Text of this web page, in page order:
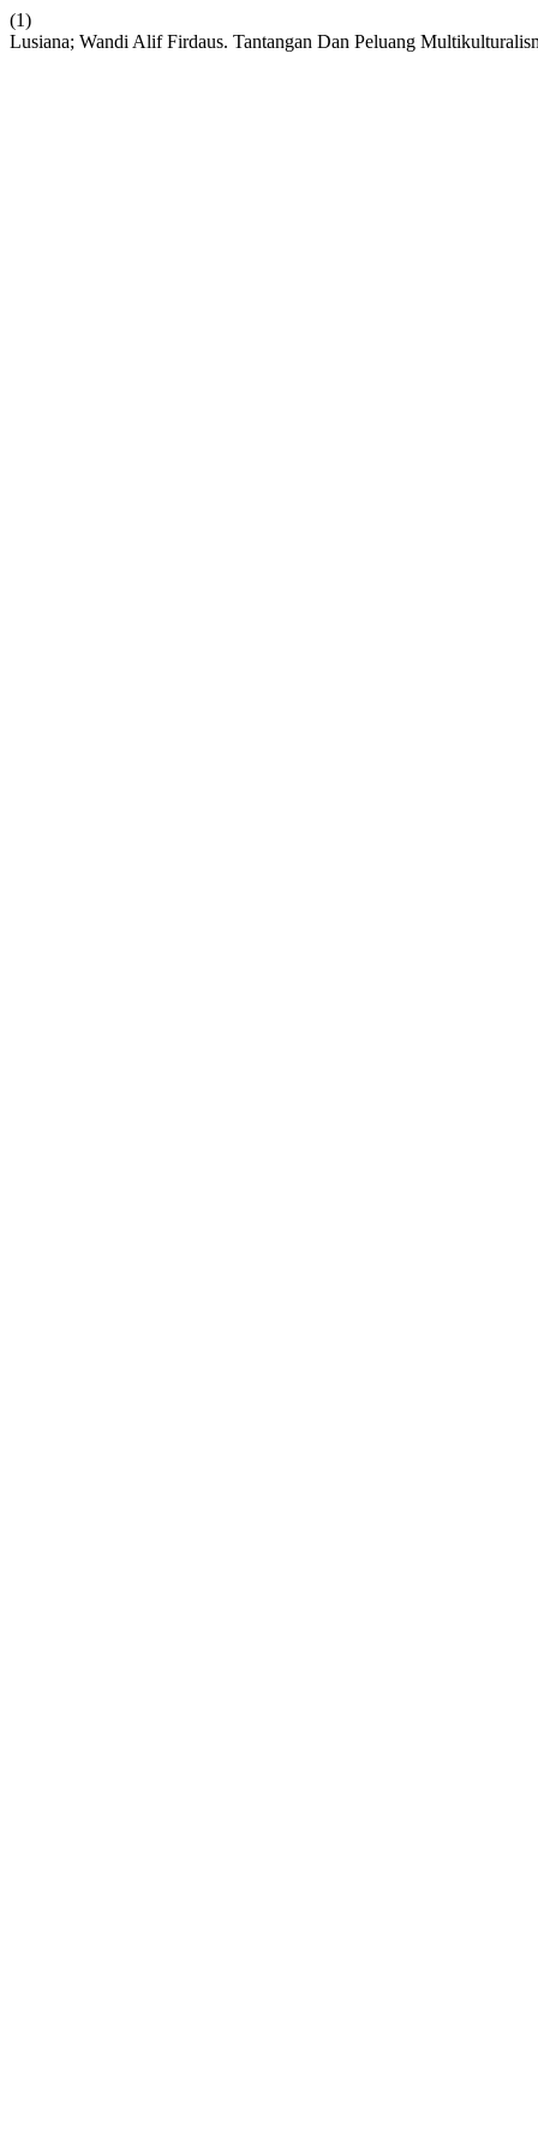
(1)
Lusiana; Wandi Alif Firdaus. Tantangan Dan Peluang